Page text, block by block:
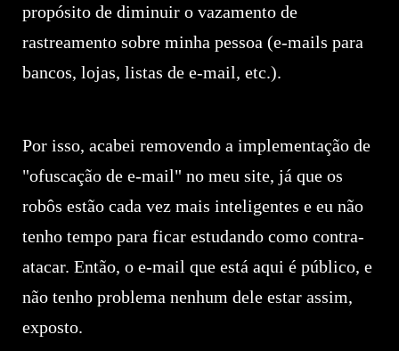
propósito de diminuir o vazamento de
rastreamento sobre minha pessoa (e-mails para
bancos, lojas, listas de e-mail, etc.).
Por isso, acabei removendo a implementação de
"ofuscação de e-mail" no meu site, já que os
robôs estão cada vez mais inteligentes e eu não
tenho tempo para ficar estudando como contra-
atacar. Então, o e-mail que está aqui é público, e
não tenho problema nenhum dele estar assim,
exposto.